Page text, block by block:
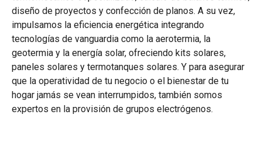
diseño de proyectos y confección de planos. A su vez,
impulsamos la eficiencia energética integrando
tecnologías de vanguardia como la aerotermia, la
geotermia y la energía solar, ofreciendo kits solares,
paneles solares y termotanques solares. Y para asegurar
que la operatividad de tu negocio o el bienestar de tu
hogar jamás se vean interrumpidos, también somos
expertos en la provisión de grupos electrógenos.